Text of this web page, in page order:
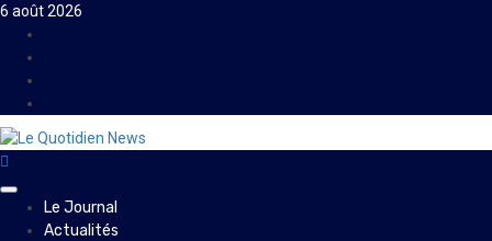
Skip
content
6 août 2026
PrimaryLe Journal
Actualités